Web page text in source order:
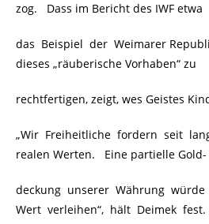
zog. Dass im Bericht des IWF etwa
das Beispiel der Weimarer
dieses „räuberische Vorhaben“ zu
rechtfertigen, zeigt, wes Geistes
„Wir Freiheitliche fordern seit
realen Werten. Eine partielle Gold-
deckung unserer Währung
Wert verleihen“, hält Deimek fest.